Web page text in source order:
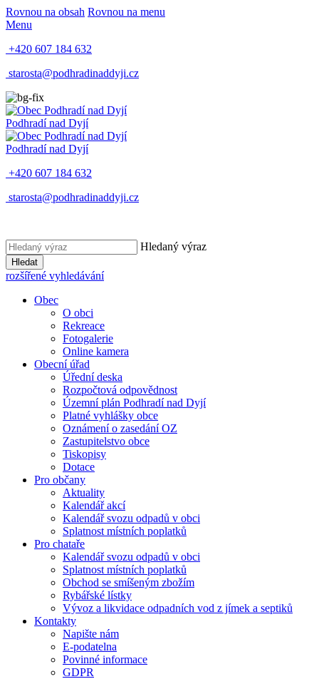
Rovnou na obsah Rovnou na menu
Menu
+420 607 184 632
starosta@podhradinaddyji.cz
Podhradí nad Dyjí
Podhradí nad Dyjí
+420 607 184 632
starosta@podhradinaddyji.cz
Hledaný výraz
Hledat
rozšířené vyhledávání
Obec
O obci
Rekreace
Fotogalerie
Online kamera
Obecní úřad
Úřední deska
Rozpočtová odpovědnost
Územní plán Podhradí nad Dyjí
Platné vyhlášky obce
Oznámení o zasedání OZ
Zastupitelstvo obce
Tiskopisy
Dotace
Pro občany
Aktuality
Kalendář akcí
Kalendář svozu odpadů v obci
Splatnost místních poplatků
Pro chataře
Kalendář svozu odpadů v obci
Splatnost místních poplatků
Obchod se smíšeným zbožím
Rybářské lístky
Vývoz a likvidace odpadních vod z jímek a septiků
Kontakty
Napište nám
E-podatelna
Povinné informace
GDPR